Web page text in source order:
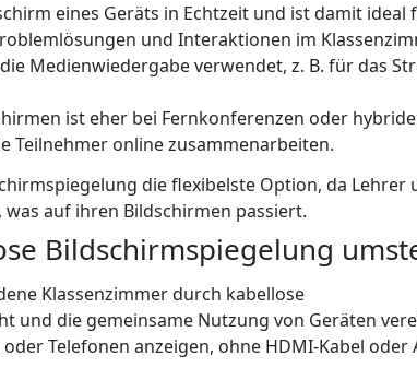
eines Geräts in Echtzeit und ist damit ideal
und Interaktionen im
Medienwiedergabe verwendet, z. B. für das
ist eher bei Fernkonferenzen oder
Teilnehmer online zusammenarbeiten.
die flexibelste Option, da Lehrer
auf ihren Bildschirmen passiert.
Bildschirmspiegelung
Klassenzimmer durch kabellose
und die gemeinsame Nutzung von Geräten
Telefonen anzeigen, ohne HDMI-Kabel oder